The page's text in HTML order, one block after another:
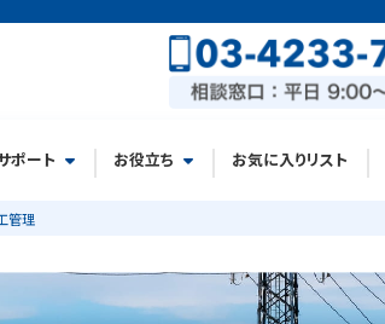
ポート お役立ち お気に入りリスト
管理